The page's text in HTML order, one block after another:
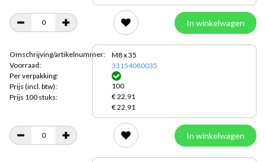
In winkelwagen
Omschrijving/artikelnummer:
Voorraad:
Per verpakking:
Prijs (incl. btw):
Prijs 100 stuks:
M8 x 35
33154080035
100
€ 22,91
€ 22,91
In winkelwagen